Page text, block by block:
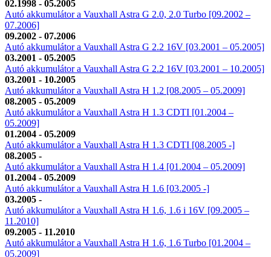
02.1998 - 05.2005
Autó akkumulátor a Vauxhall Astra G 2.0, 2.0 Turbo [09.2002 –
07.2006]
09.2002 - 07.2006
Autó akkumulátor a Vauxhall Astra G 2.2 16V [03.2001 – 05.2005]
03.2001 - 05.2005
Autó akkumulátor a Vauxhall Astra G 2.2 16V [03.2001 – 10.2005]
03.2001 - 10.2005
Autó akkumulátor a Vauxhall Astra H 1.2 [08.2005 – 05.2009]
08.2005 - 05.2009
Autó akkumulátor a Vauxhall Astra H 1.3 CDTI [01.2004 –
05.2009]
01.2004 - 05.2009
Autó akkumulátor a Vauxhall Astra H 1.3 CDTI [08.2005 -]
08.2005 -
Autó akkumulátor a Vauxhall Astra H 1.4 [01.2004 – 05.2009]
01.2004 - 05.2009
Autó akkumulátor a Vauxhall Astra H 1.6 [03.2005 -]
03.2005 -
Autó akkumulátor a Vauxhall Astra H 1.6, 1.6 i 16V [09.2005 –
11.2010]
09.2005 - 11.2010
Autó akkumulátor a Vauxhall Astra H 1.6, 1.6 Turbo [01.2004 –
05.2009]